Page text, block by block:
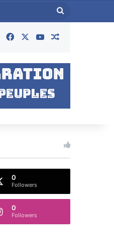
Search
FacebookYouTubeRandom
0
Followers
0
Followers